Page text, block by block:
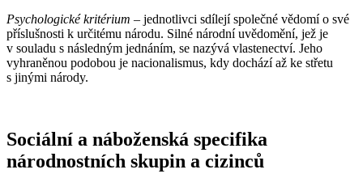
Psychologické kritérium – jednotlivci sdílejí společné vědomí o své
příslušnosti k určitému národu. Silné národní uvědomění, jež je
v souladu s následným jednáním, se nazývá vlastenectví. Jeho
vyhraněnou podobou je nacionalismus, kdy dochází až ke střetu
s jinými národy.
Sociální a náboženská specifika
národnostních skupin a cizinců